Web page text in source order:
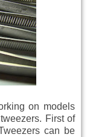
on models
tweezers. First of
can be